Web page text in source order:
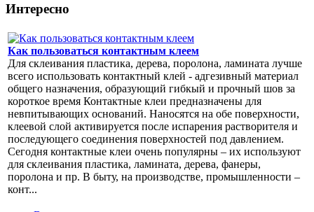
Интересно
Как пользоваться контактным клеем
Для склеивания пластика, дерева, поролона, ламината лучше
всего использовать контактный клей - адгезивный материал
общего назначения, образующий гибкый и прочный шов за
короткое время Контактные клеи предназначены для
невпитывающих оснований. Наносятся на обе поверхности,
клеевой слой активируется после испарения растворителя и
последующего соединения поверхностей под давлением.
Сегодня контактные клеи очень популярны – их используют
для склеивания пластика, ламината, дерева, фанеры,
поролона и пр. В быту, на производстве, промышленности –
конт...